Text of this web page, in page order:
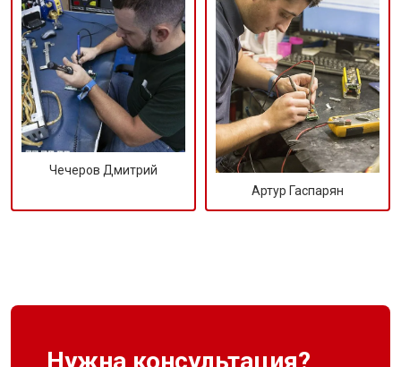
Чечеров Дмитрий
Артур Гаспарян
Нужна консультация?